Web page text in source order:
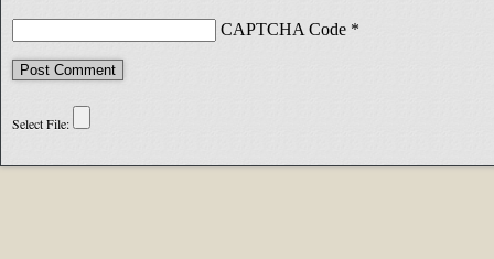
CAPTCHA Code *